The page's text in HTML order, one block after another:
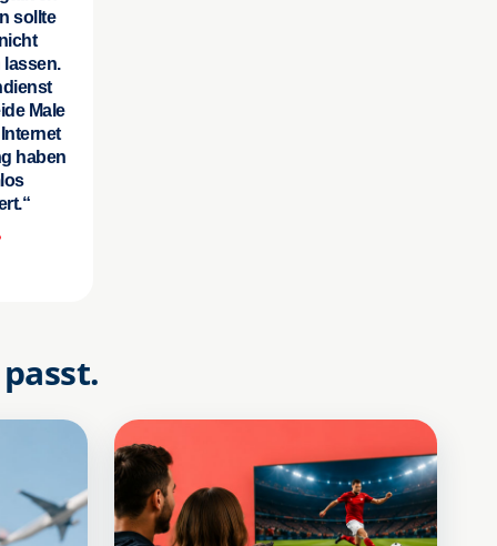
sollte
Male
haben